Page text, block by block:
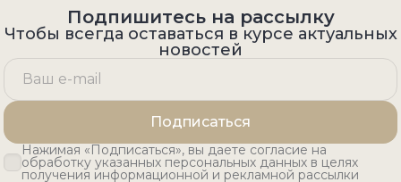
Подпишитесь на рассылку
Чтобы всегда оставаться в курсе актуальных
новостей
Подписаться
Нажимая «Подписаться», вы даете согласие на
обработку указанных персональных данных в целях
получения информационной и рекламной рассылки